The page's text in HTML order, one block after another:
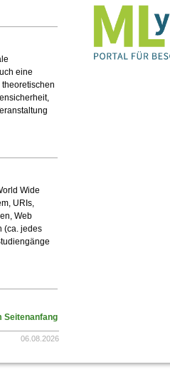
eine
Wide
URIs,
Web
(ca. jedes
Seitenanfang
06.08.2026